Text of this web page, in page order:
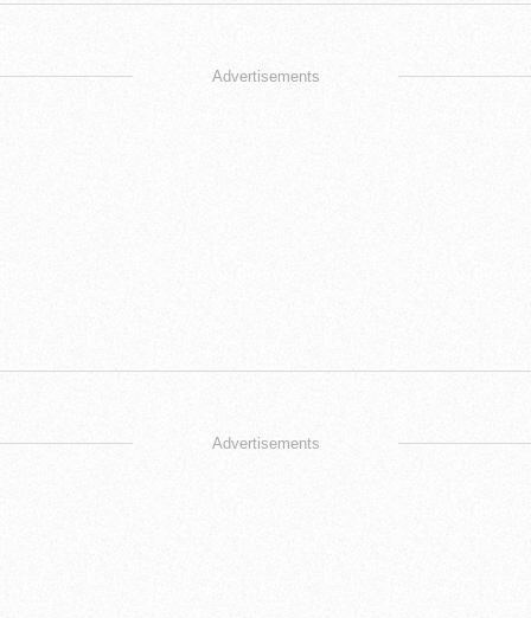
Advertisements
Advertisements